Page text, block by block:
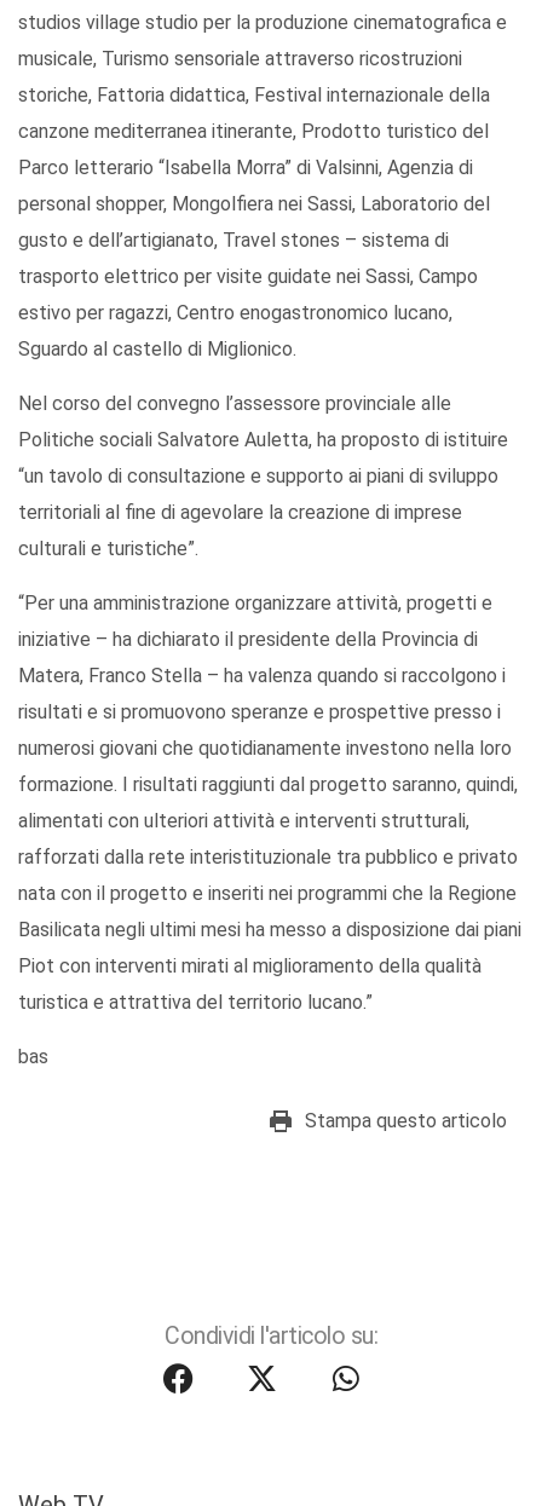
studios village studio per la produzione cinematografica e
musicale, Turismo sensoriale attraverso ricostruzioni
storiche, Fattoria didattica, Festival internazionale della
canzone mediterranea itinerante, Prodotto turistico del
Parco letterario “Isabella Morra” di Valsinni, Agenzia di
personal shopper, Mongolfiera nei Sassi, Laboratorio del
gusto e dell’artigianato, Travel stones – sistema di
trasporto elettrico per visite guidate nei Sassi, Campo
estivo per ragazzi, Centro enogastronomico lucano,
Sguardo al castello di Miglionico.
Nel corso del convegno l’assessore provinciale alle
Politiche sociali Salvatore Auletta, ha proposto di istituire
“un tavolo di consultazione e supporto ai piani di sviluppo
territoriali al fine di agevolare la creazione di imprese
culturali e turistiche”.
“Per una amministrazione organizzare attività, progetti e
iniziative – ha dichiarato il presidente della Provincia di
Matera, Franco Stella – ha valenza quando si raccolgono i
risultati e si promuovono speranze e prospettive presso i
numerosi giovani che quotidianamente investono nella loro
formazione. I risultati raggiunti dal progetto saranno, quindi,
alimentati con ulteriori attività e interventi strutturali,
rafforzati dalla rete interistituzionale tra pubblico e privato
nata con il progetto e inseriti nei programmi che la Regione
Basilicata negli ultimi mesi ha messo a disposizione dai piani
Piot con interventi mirati al miglioramento della qualità
turistica e attrattiva del territorio lucano.”
bas
Stampa questo articolo
Condividi l'articolo su: